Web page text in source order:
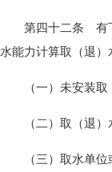
第四十二条 有下
水能力计算取（退）
（一）未安装取
（二）取（退）
（三）取水单位